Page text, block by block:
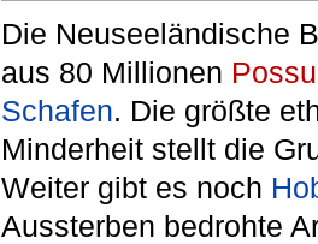
Die Neuseeländische
aus 80 Millionen
Schafen. Die größte
Minderheit stellt die
Weiter gibt es noch
Aussterben bedrohte